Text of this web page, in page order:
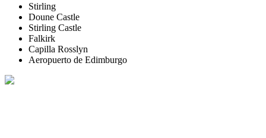
Stirling
Doune Castle
Stirling Castle
Falkirk
Capilla Rosslyn
Aeropuerto de Edimburgo